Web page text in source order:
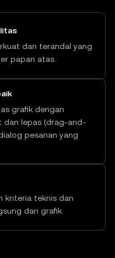
dan terandal yang
papan atas.
grafik dengan
dan lepas (drag-and-
pesanan yang
kriteria teknis dan
dari grafik.